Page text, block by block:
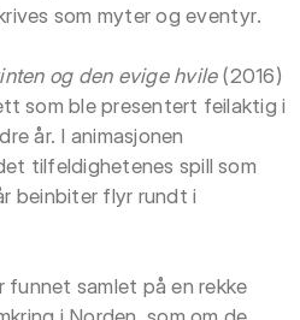
som myter og eventyr.
og den evige hvile(2016)
som ble presentert feilaktig i
år. I animasjonen
tilfeldighetenes spill som
beinbiter flyr rundt i
funnet samlet på en rekke